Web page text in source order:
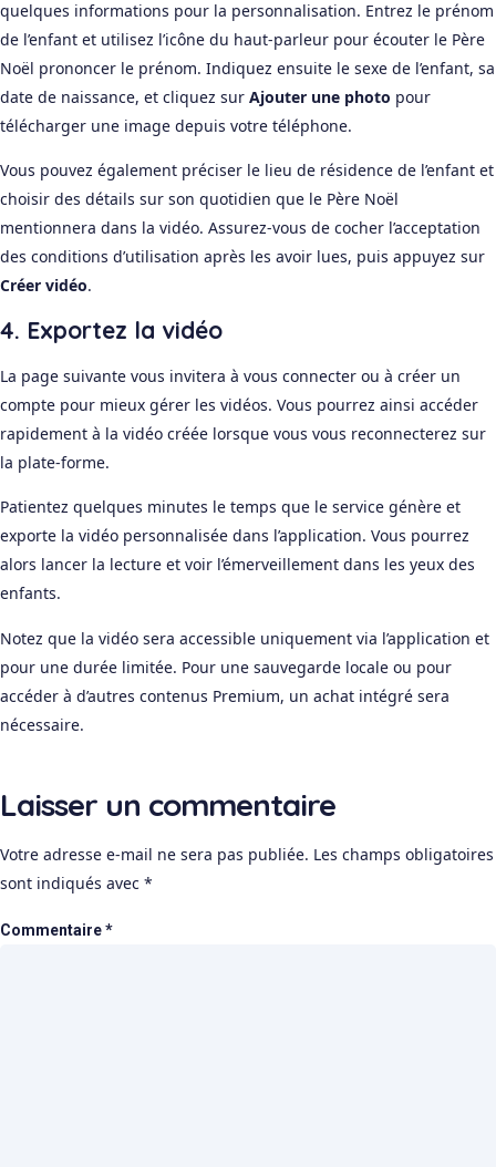
quelques informations pour la personnalisation. Entrez le prénom
de l’enfant et utilisez l’icône du haut-parleur pour écouter le Père
Noël prononcer le prénom. Indiquez ensuite le sexe de l’enfant, sa
date de naissance, et cliquez sur Ajouter une photo pour
télécharger une image depuis votre téléphone.
Vous pouvez également préciser le lieu de résidence de l’enfant et
choisir des détails sur son quotidien que le Père Noël
mentionnera dans la vidéo. Assurez-vous de cocher l’acceptation
des conditions d’utilisation après les avoir lues, puis appuyez sur
Créer vidéo.
4. Exportez la vidéo
La page suivante vous invitera à vous connecter ou à créer un
compte pour mieux gérer les vidéos. Vous pourrez ainsi accéder
rapidement à la vidéo créée lorsque vous vous reconnecterez sur
la plate-forme.
Patientez quelques minutes le temps que le service génère et
exporte la vidéo personnalisée dans l’application. Vous pourrez
alors lancer la lecture et voir l’émerveillement dans les yeux des
enfants.
Notez que la vidéo sera accessible uniquement via l’application et
pour une durée limitée. Pour une sauvegarde locale ou pour
accéder à d’autres contenus Premium, un achat intégré sera
nécessaire.
Laisser un commentaire
Votre adresse e-mail ne sera pas publiée. Les champs obligatoires
sont indiqués avec *
Commentaire*